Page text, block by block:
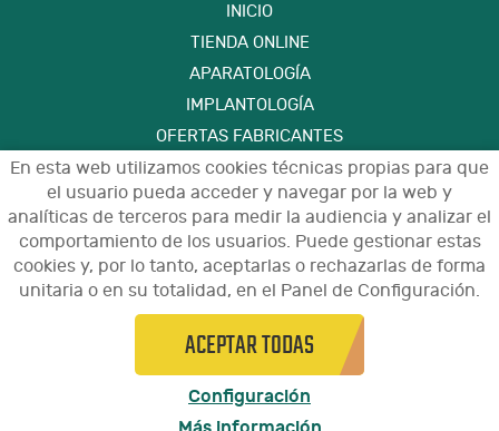
En esta web utilizamos cookies técnicas propias para que
el usuario pueda acceder y navegar por la web y
analíticas de terceros para medir la audiencia y analizar el
comportamiento de los usuarios. Puede gestionar estas
cookies y, por lo tanto, aceptarlas o rechazarlas de forma
unitaria o en su totalidad, en el Panel de Configuración.
ACEPTAR TODAS
Configuración
INICIO
TIENDA ONLINE
APARATOLOGÍA
IMPLANTOLOGÍA
OFERTAS FABRICANTES
FORMACIÓN
CONTACTO
Aviso Legal
Política de Privacidad de Datos
Política de Cookies
Configuración de Cookies
Condiciones de Uso y Devoluciones
© 2021 - Diseño y programación por